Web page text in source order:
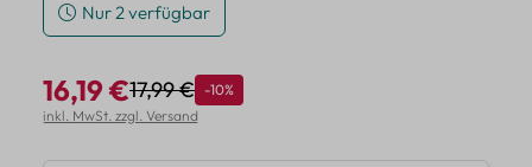
Nur 2 verfügbar
Verkaufspreis:
16,19 €Regulärer Preis:
17,99 € Rabatt
-10%
inkl. MwSt. zzgl. Versand